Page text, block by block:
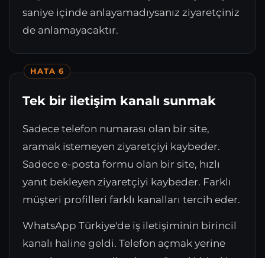
saniye içinde anlayamadıysanız ziyaretçiniz
de anlamayacaktır.
HATA 6
Tek bir iletişim kanalı sunmak
Sadece telefon numarası olan bir site,
aramak istemeyen ziyaretçiyi kaybeder.
Sadece e-posta formu olan bir site, hızlı
yanıt bekleyen ziyaretçiyi kaybeder. Farklı
müşteri profilleri farklı kanalları tercih eder.
WhatsApp Türkiye'de iş iletişiminin birincil
kanalı haline geldi. Telefon açmak yerine